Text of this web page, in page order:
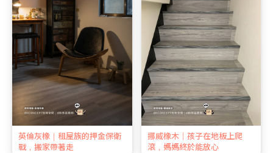
英倫灰橡｜租屋族的押金保衛
戰，搬家帶著走
挪威橡木｜孩子在地板上爬
滾，媽媽終於能放心